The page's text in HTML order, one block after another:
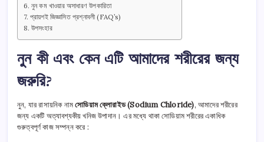
নুন কম খাওয়ার অসাধারণ উপকারিতা
প্রায়শই জিজ্ঞাসিত প্রশ্নাবলী (FAQ’s)
উপসংহার
নুন কী এবং কেন এটি আমাদের শরীরের জন্য
জরুরি?
নুন, যার রাসায়নিক নামসোডিয়াম ক্লোরাইড (Sodium Chloride), আমাদের শরীরের
জন্য একটি অত্যাবশ্যকীয় খনিজ উপাদান। এর মধ্যে থাকা সোডিয়াম শরীরের একাধিক
গুরুত্বপূর্ণ কাজ সম্পন্ন করে :